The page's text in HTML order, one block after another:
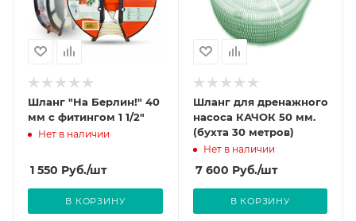
Шланг "На Берлин!" 40
мм с фитингом 1 1/2"
Нет в наличии
1 550 Руб./шт
В КОРЗИНУ
Шланг для дренажного
насоса КАЧОК 50 мм.
(бухта 30 метров)
Нет в наличии
7 600 Руб./шт
В КОРЗИНУ